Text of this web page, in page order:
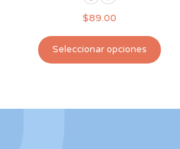
$89.00
Seleccionar opciones